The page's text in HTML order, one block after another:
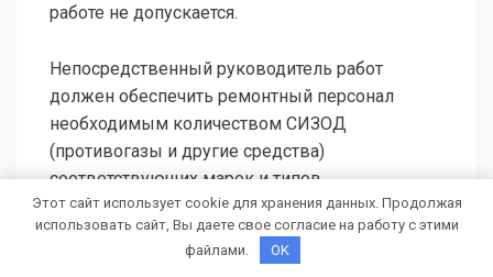
работе не допускается.
Непосредственный руководитель работ
должен обеспечить ремонтный персонал
необходимым количеством СИЗОД
(противогазы и другие средства)
соответствующих марок и типов.
Во время работы должны храниться на
рабочих местах‚ а по окончании рабочей смены
Этот сайт использует cookie для хранения данных. Продолжая
использовать сайт, Вы даете свое согласие на работу с этими
файлами.
OK